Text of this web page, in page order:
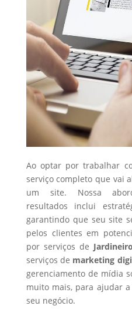
Ao optar por trabalhar
serviço completo que vai
um site. Nossa
resultados inclui
garantindo que seu site
pelos clientes em
por serviços de Jardineiro
serviços de marketing
gerenciamento de mídia
muito mais, para ajudar
seu negócio.